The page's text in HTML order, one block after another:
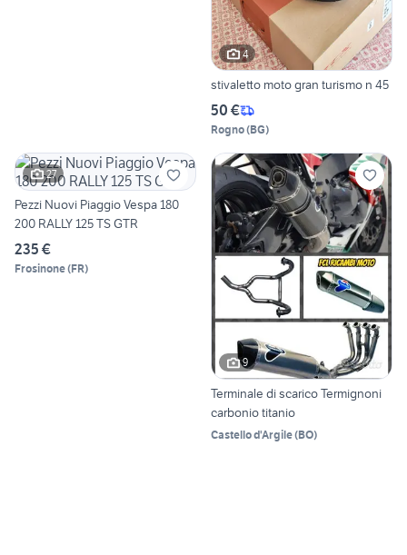
4
stivaletto moto gran turismo n 45
50 €
Rogno(BG)
27
Pezzi Nuovi Piaggio Vespa 180
200 RALLY 125 TS GTR
235 €
Frosinone(FR)
9
Terminale di scarico Termignoni
carbonio titanio
Castello d'Argile(BO)